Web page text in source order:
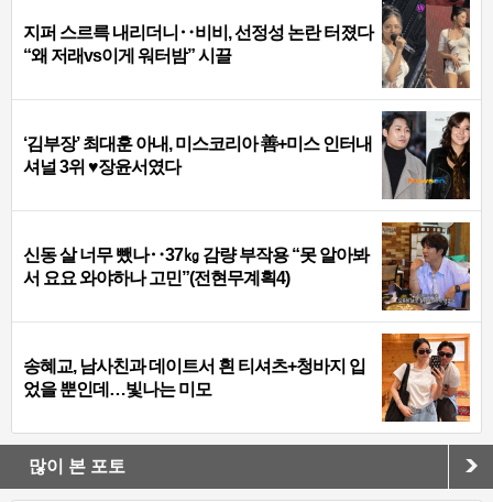
지퍼 스르륵 내리더니‥비비, 선정성 논란 터졌다
“왜 저래vs이게 워터밤” 시끌
‘김부장’ 최대훈 아내, 미스코리아 善+미스 인터내
셔널 3위 ♥장윤서였다
신동 살 너무 뺐나‥37㎏ 감량 부작용 “못 알아봐
서 요요 와야하나 고민”(전현무계획4)
송혜교, 남사친과 데이트서 흰 티셔츠+청바지 입
었을 뿐인데…빛나는 미모
많이 본 포토